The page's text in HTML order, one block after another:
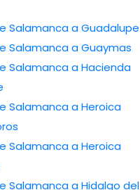
Salamanca a Guadalupe
Salamanca a Guaymas
Salamanca a Hacienda
Salamanca a Heroica
Salamanca a Heroica
Salamanca a Hidalgo del